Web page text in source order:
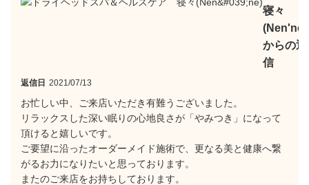
寝々
(Nen'ne)
からの返
信
返信日 2021/07/13
お忙しい中、ご来店いただき有難うございました。
リラックスした深い眠りの心地良さが「やみつき」になって
頂けると嬉しいです。
ご要望に沿ったオーダーメイド施術で、更なる美と健康へ繋
がるお力になりたいと思っております。
またのご来店をお持ちしております。